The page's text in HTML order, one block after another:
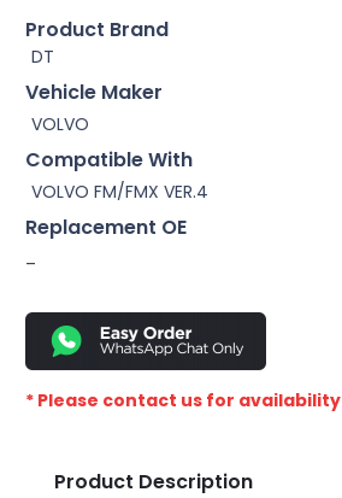
Product Brand
DT
Vehicle Maker
VOLVO
Compatible With
VOLVO FM/FMX VER.4
Replacement OE
–
* Please contact us for availability
Product Description